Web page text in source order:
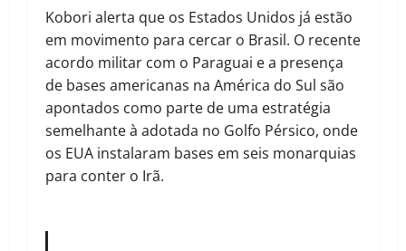
Kobori alerta que os Estados Unidos já estão
em movimento para cercar o Brasil. O recente
acordo militar com o Paraguai e a presença
de bases americanas na América do Sul são
apontados como parte de uma estratégia
semelhante à adotada no Golfo Pérsico, onde
os EUA instalaram bases em seis monarquias
para conter o Irã.